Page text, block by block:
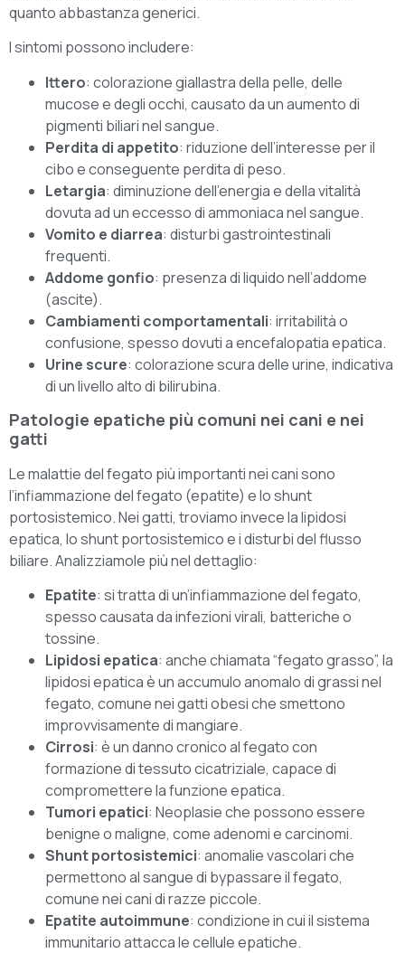
quanto abbastanza generici.
I sintomi possono includere:
Ittero: colorazione giallastra della pelle, delle
mucose e degli occhi, causato da un aumento di
pigmenti biliari nel sangue.
Perdita di appetito: riduzione dell’interesse per il
cibo e conseguente perdita di peso.
Letargia: diminuzione dell’energia e della vitalità
dovuta ad un eccesso di ammoniaca nel sangue.
Vomito e diarrea: disturbi gastrointestinali
frequenti.
Addome gonfio: presenza di liquido nell’addome
(ascite).
Cambiamenti comportamentali: irritabilità o
confusione, spesso dovuti a encefalopatia epatica.
Urine scure: colorazione scura delle urine, indicativa
di un livello alto di bilirubina.
Patologie epatiche più comuni nei cani e nei
gatti
Le malattie del fegato più importanti nei cani sono
l’infiammazione del fegato (epatite) e lo shunt
portosistemico. Nei gatti, troviamo invece la lipidosi
epatica, lo shunt portosistemico e i disturbi del flusso
biliare. Analizziamole più nel dettaglio:
Epatite: si tratta di un’infiammazione del fegato,
spesso causata da infezioni virali, batteriche o
tossine.
Lipidosi epatica: anche chiamata “fegato grasso”, la
lipidosi epatica è un accumulo anomalo di grassi nel
fegato, comune nei gatti obesi che smettono
improvvisamente di mangiare.
Cirrosi: è un danno cronico al fegato con
formazione di tessuto cicatriziale, capace di
compromettere la funzione epatica.
Tumori epatici: Neoplasie che possono essere
benigne o maligne, come adenomi e carcinomi.
Shunt portosistemici: anomalie vascolari che
permettono al sangue di bypassare il fegato,
comune nei cani di razze piccole.
Epatite autoimmune: condizione in cui il sistema
immunitario attacca le cellule epatiche.